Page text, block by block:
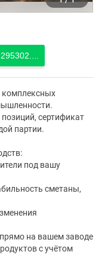
комплексных
сертификат
партии.
под вашу
сметаны,
на вашем заводе
с учётом